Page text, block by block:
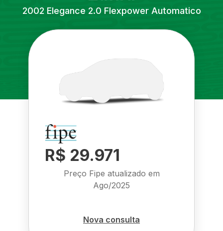
2002 Elegance 2.0 Flexpower Automatico
R$ 29.971
Preço Fipe atualizado em
Ago/2025
Nova consulta